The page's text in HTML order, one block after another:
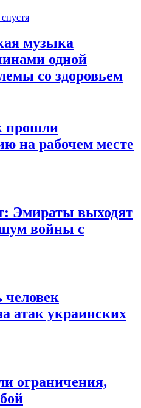
музыка
одной
со здоровьем
прошли
на рабочем месте
Эмираты выходят
войны с
атак украинских
ограничения,